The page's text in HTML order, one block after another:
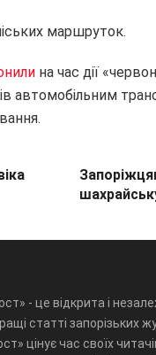
маршруток.
на час дії
автомобільним
- це відкрита і
статті запорізьких
цінує час своїх